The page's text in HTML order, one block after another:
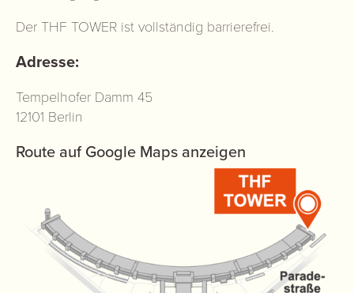
Der THF TOWER ist vollständig barrierefrei.
Adresse:
Tempelhofer Damm 45
12101 Berlin
Route auf Google Maps anzeigen